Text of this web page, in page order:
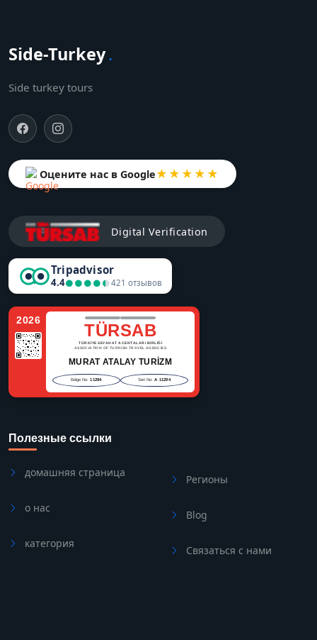
Side-Turkey.
Side turkey tours
Оцените нас в Google★★★★★
Digital Verification
Tripadvisor
4.4●●●●●
●●●●●421 отзывов
2026
TÜRSAB
TÜRKİYE SEYAHAT ACENTALARI BİRLİĞİ
ASSOCIATION OF TURKISH TRAVEL AGENCIES
MURAT ATALAY TURİZM
Belge No: 11294 Seri No: A 11294
Полезные ссылки
домашняя страница
о нас
категория
Регионы
Blog
Связаться с нами